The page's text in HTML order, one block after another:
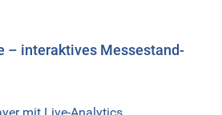
– interaktives Messestand-